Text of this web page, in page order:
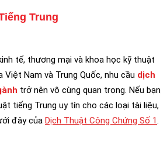
Trung
tế, thương mại và khoa học kỹ thuật
Việt Nam và Trung Quốc, nhu cầu dịch
trở nên vô cùng quan trọng. Nếu bạn
tiếng Trung uy tín cho các loại tài liệu,
đây của Dịch Thuật Công Chứng Số 1